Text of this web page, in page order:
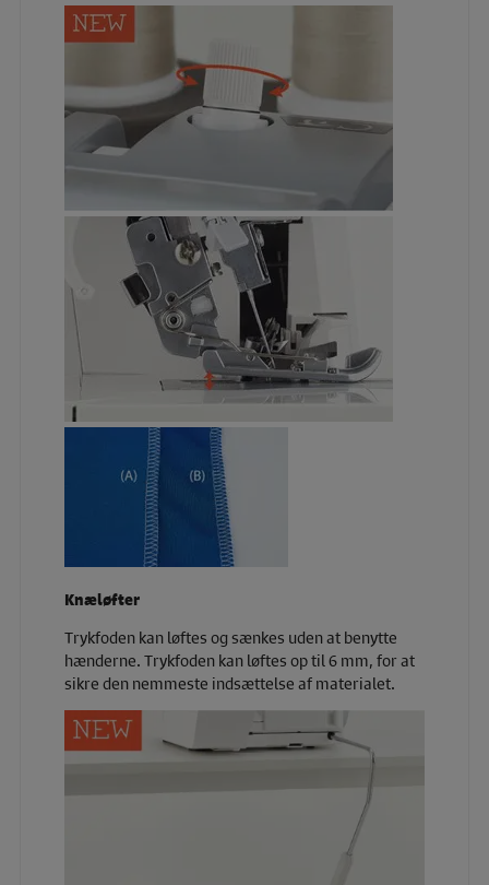
Knæløfter
Trykfoden kan løftes og sænkes uden at benytte
hænderne. Trykfoden kan løftes op til 6 mm, for at
sikre den nemmeste indsættelse af materialet.